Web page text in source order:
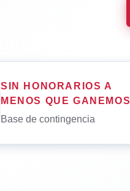
SIN HONORARIOS A
MENOS QUE GANEMOS
Base de contingencia